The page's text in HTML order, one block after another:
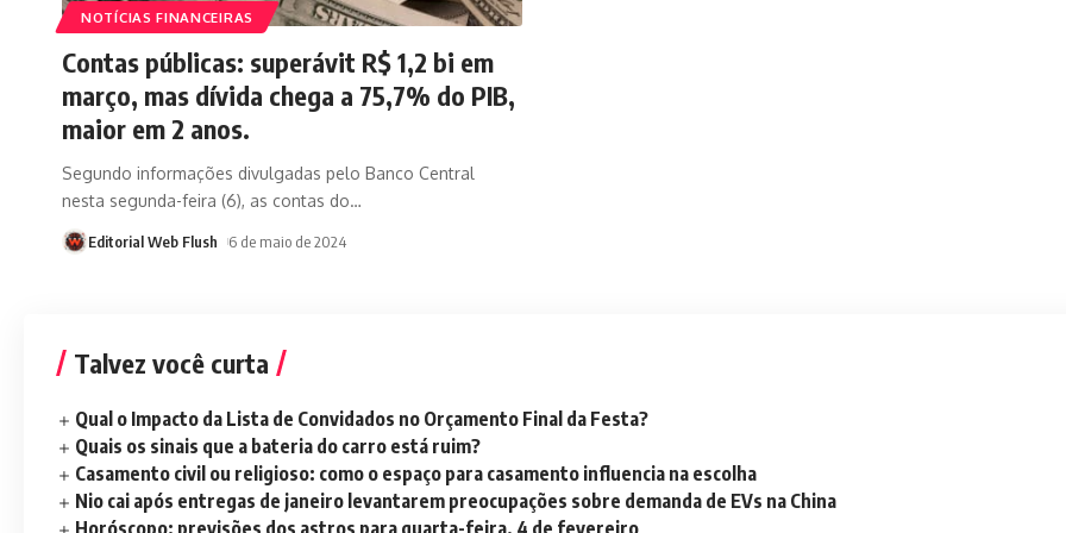
NOTÍCIAS FINANCEIRAS
Contas públicas: superávit R$ 1,2 bi em
março, mas dívida chega a 75,7% do PIB,
maior em 2 anos.
Segundo informações divulgadas pelo Banco Central
nesta segunda-feira (6), as contas do…
Editorial Web Flush 6 de maio de 2024
Talvez você curta
Qual o Impacto da Lista de Convidados no Orçamento Final da Festa?
Quais os sinais que a bateria do carro está ruim?
Casamento civil ou religioso: como o espaço para casamento influencia na escolha
Nio cai após entregas de janeiro levantarem preocupações sobre demanda de EVs na China
Horóscopo: previsões dos astros para quarta-feira, 4 de fevereiro